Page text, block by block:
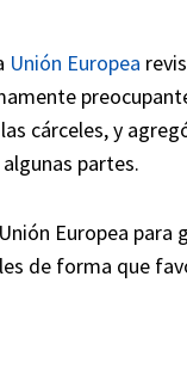
Unión Europea
cárceles, y
partes.
Europea para
de forma que